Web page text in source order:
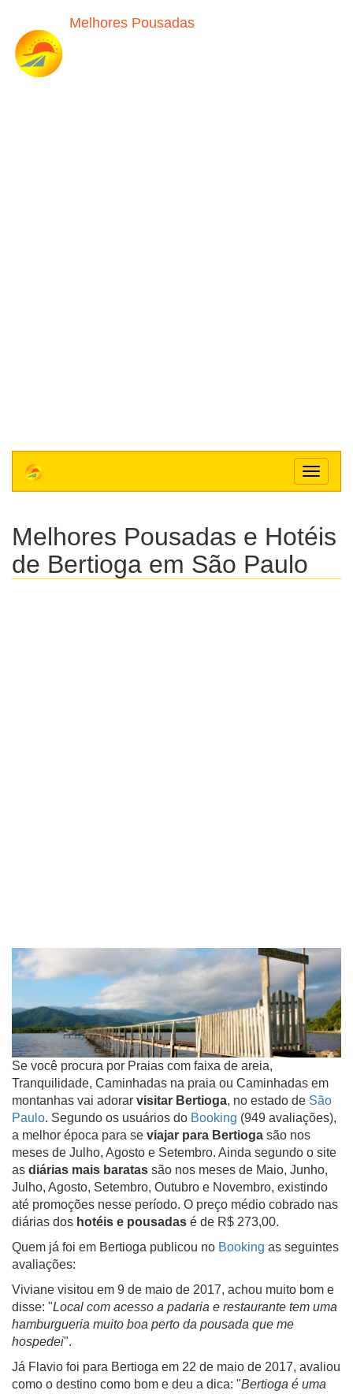
Melhores Pousadas
Toggle
Melhores Pousadas e Hotéis
de Bertioga em São Paulo
Se você procura por Praias com faixa de areia,
Tranquilidade, Caminhadas na praia ou Caminhadas em
montanhas vai adorar visitar Bertioga, no estado de São
Paulo. Segundo os usuários do Booking (949 avaliações),
a melhor época para se viajar para Bertioga são nos
meses de Julho, Agosto e Setembro. Ainda segundo o site
as diárias mais baratas são nos meses de Maio, Junho,
Julho, Agosto, Setembro, Outubro e Novembro, existindo
até promoções nesse período. O preço médio cobrado nas
diárias dos hotéis e pousadas é de R$ 273,00.
Quem já foi em Bertioga publicou no Booking as seguintes
avaliações:
Viviane visitou em 9 de maio de 2017, achou muito bom e
disse: "Local com acesso a padaria e restaurante tem uma
hamburgueria muito boa perto da pousada que me
hospedei".
Já Flavio foi para Bertioga em 22 de maio de 2017, avaliou
como o destino como bom e deu a dica: "Bertioga é uma